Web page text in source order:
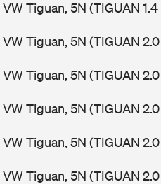
VW Tiguan, 5N (TIGUAN
VW Tiguan, 5N (TIGUAN
VW Tiguan, 5N (TIGUAN
VW Tiguan, 5N (TIGUAN
VW Tiguan, 5N (TIGUAN
VW Tiguan, 5N (TIGUAN